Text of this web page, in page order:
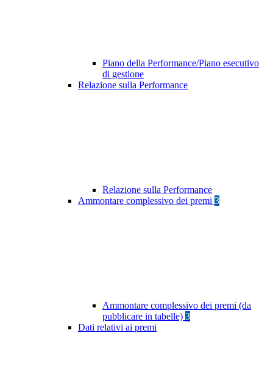
Piano della Performance/Piano esecutivo
di gestione
Relazione sulla Performance
Relazione sulla Performance
Ammontare complessivo dei premi 3
Ammontare complessivo dei premi (da
pubblicare in tabelle) 3
Dati relativi ai premi